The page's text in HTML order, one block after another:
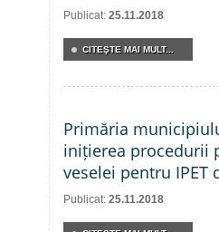
Publicat: 25.11.2018
CITEŞTE MAI MULT...
Primăria
inițierea procedurii
veselei pentru IPET
Publicat: 25.11.2018